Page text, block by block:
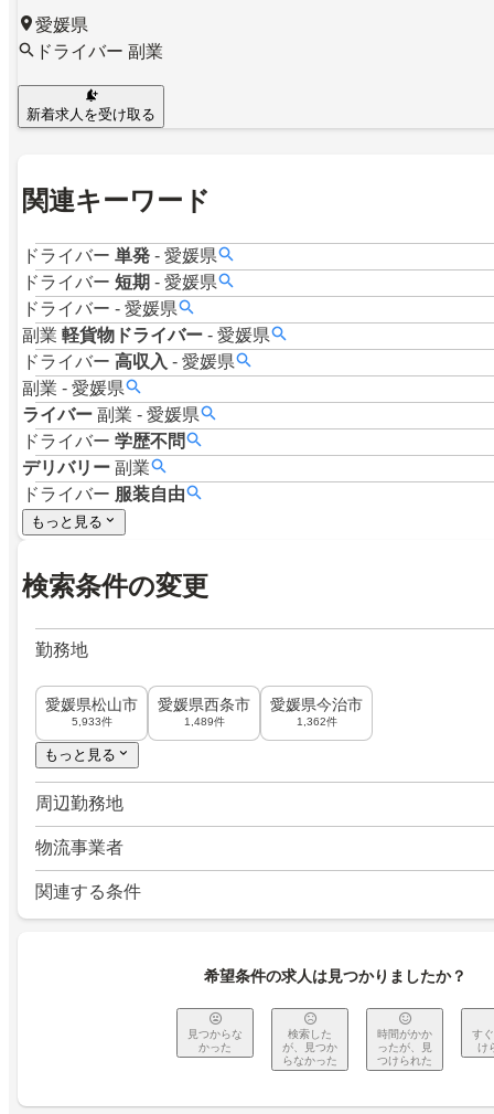
愛媛県
ドライバー 副業
新着求人を受け取る
関連キーワード
ドライバー 単発 - 愛媛県
ドライバー 短期 - 愛媛県
ドライバー - 愛媛県
副業 軽貨物ドライバー - 愛媛県
ドライバー 高収入 - 愛媛県
副業 - 愛媛県
ライバー 副業 - 愛媛県
ドライバー 学歴不問
デリバリー 副業
ドライバー 服装自由
もっと見る
検索条件の変更
勤務地
愛媛県松山市
5,933件
愛媛県西条市
1,489件
愛媛県今治市
1,362件
もっと見る
周辺勤務地
物流事業者
関連する条件
希望条件の求人は見つかりましたか？
見つからな
かった
検索した
が、見つか
らなかった
時間がかか
ったが、見
つけられた
す
け